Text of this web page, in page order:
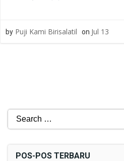
by Puji Kami Birisalatil on Jul 13
Search
POS-POS TERBARU